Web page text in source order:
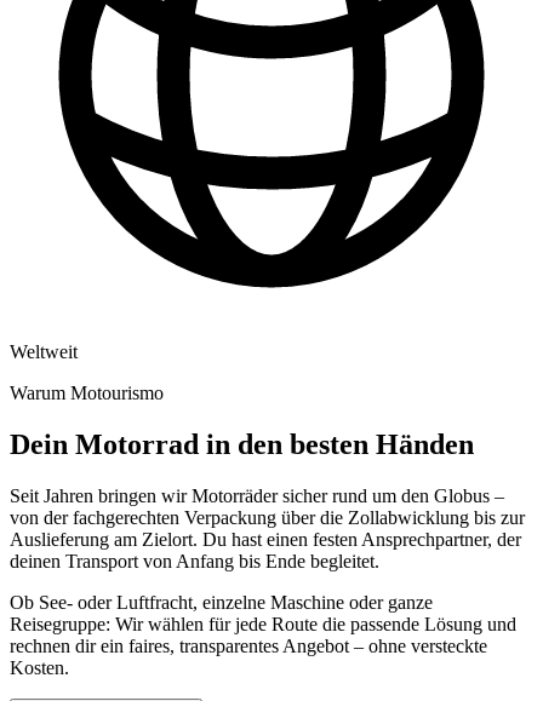
Weltweit
Warum Motourismo
Dein Motorrad in den besten Händen
Seit Jahren bringen wir Motorräder sicher rund um den Globus –
von der fachgerechten Verpackung über die Zollabwicklung bis zur
Auslieferung am Zielort. Du hast einen festen Ansprechpartner, der
deinen Transport von Anfang bis Ende begleitet.
Ob See- oder Luftfracht, einzelne Maschine oder ganze
Reisegruppe: Wir wählen für jede Route die passende Lösung und
rechnen dir ein faires, transparentes Angebot – ohne versteckte
Kosten.